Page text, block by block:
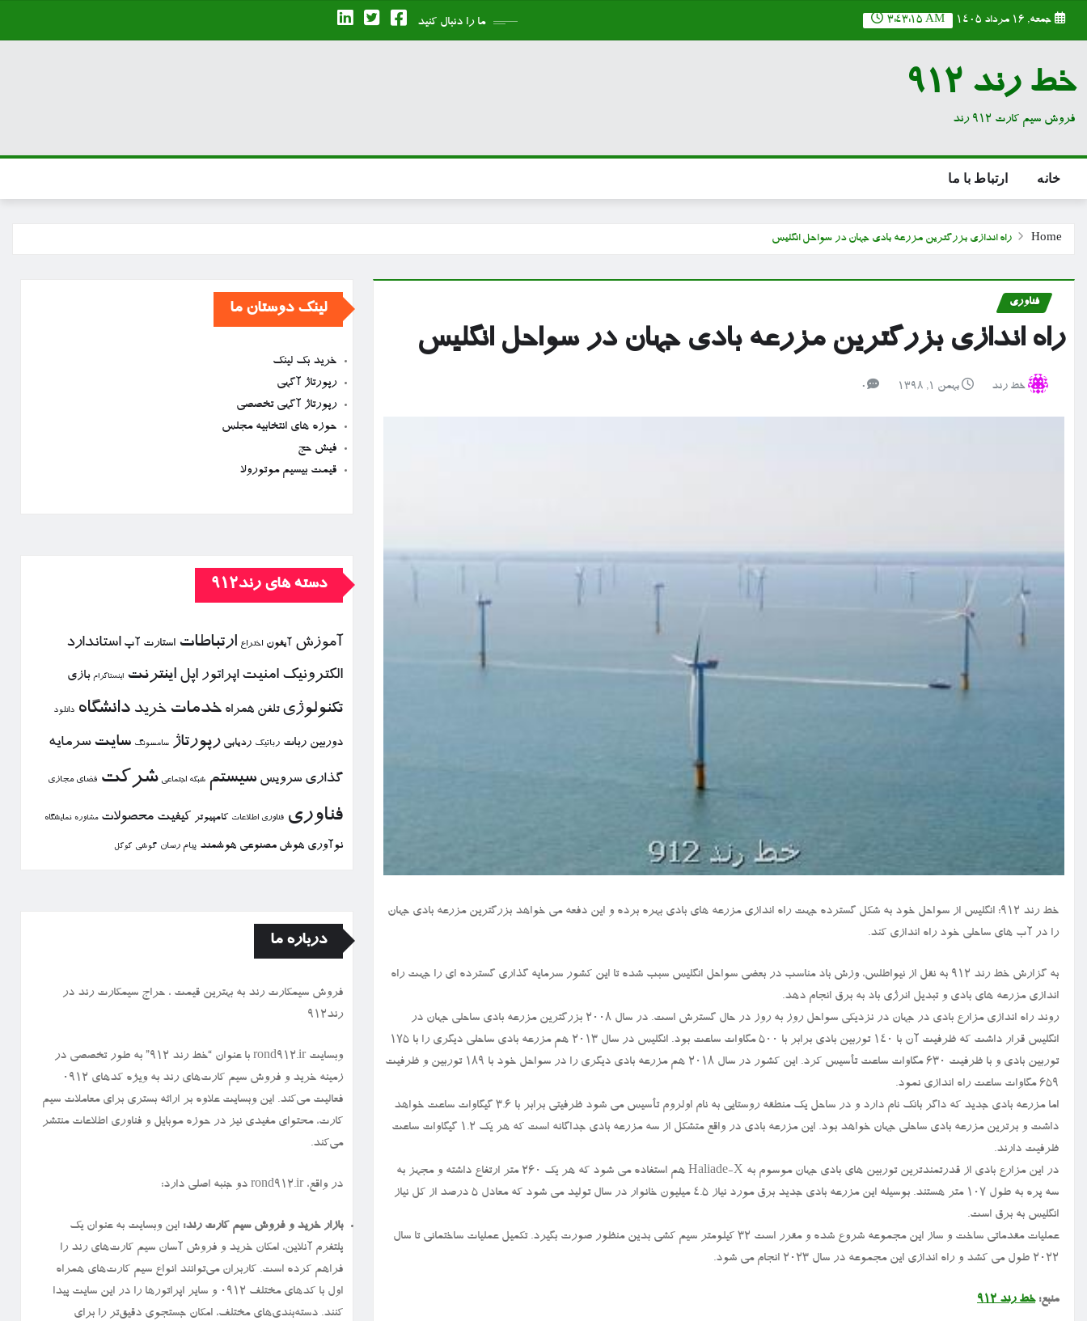
جمعه, ۱۶ مرداد ۱۴۰۵ 3:43:15 AM ما را دنبال کنید
خط رند 912
فروش سیم کارت 912 رند
خانه ارتباط با ما
Home راه اندازی بزرگترین مزرعه بادی جهان در سواحل انگلیس
فناوری
راه اندازی بزرگترین مزرعه بادی جهان در سواحل انگلیس
خط رند بهمن ۱, ۱۳۹۸ 0
خط رند ۹۱۲: انگلیس از سواحل خود به شکل گسترده جهت راه اندازی مزرعه های بادی بهره برده و این دفعه می خواهد بزرگترین مزرعه بادی جهان
را در آب های ساحلی خود راه اندازی کند.
به گزارش خط رند ۹۱۲ به نقل از نیواطلس، وزش باد مناسب در بعضی سواحل انگلیس سبب شده تا این کشور سرمایه گذاری گسترده ای را جهت راه
اندازی مزرعه های بادی و تبدیل انرژی باد به برق انجام دهد.
روند راه اندازی مزارع بادی در جهان در نزدیکی سواحل روز به روز در حال گسترش است. در سال ۲۰۰۸ بزرگترین مزرعه بادی ساحلی جهان در
انگلیس قرار داشت که ظرفیت آن با ۱۴۰ توربین بادی برابر با ۵۰۰ مگاوات ساعت بود. انگلیس در سال ۲۰۱۳ هم مزرعه بادی ساحلی دیگری را با ۱۷۵
توربین بادی و با ظرفیت ۶۳۰ مگاوات ساعت تأسیس کرد. این کشور در سال ۲۰۱۸ هم مزرعه بادی دیگری را در سواحل خود با ۱۸۹ توربین و ظرفیت
۶۵۹ مگاوات ساعت راه اندازی نمود.
اما مزرعه بادی جدید که داگر بانک نام دارد و در ساحل یک منطقه روستایی به نام اولروم تأسیس می شود ظرفیتی برابر با ۳.۶ گیگاوات ساعت خواهد
داشت و برترین مزرعه بادی ساحلی جهان خواهد بود. این مزرعه بادی در واقع متشکل از سه مزرعه بادی جداگانه است که هر یک ۱.۲ گیگاوات ساعت
ظرفیت دارند.
در این مزارع بادی از قدرتمندترین توربین های بادی جهان موسوم به Haliade-X هم استفاده می شود که هر یک ۲۶۰ متر ارتفاع داشته و مجهز به
سه پره به طول ۱۰۷ متر هستند. بوسیله این مزرعه بادی جدید برق مورد نیاز ۴.۵ میلیون خانوار در سال تولید می شود که معادل ۵ درصد از کل نیاز
انگلیس به برق است.
عملیات مقدماتی ساخت و ساز این مجموعه شروع شده و مقرر است ۳۲ کیلومتر سیم کشی بدین منظور صورت بگیرد. تکمیل عملیات ساختمانی تا سال
۲۰۲۲ طول می کشد و راه اندازی این مجموعه در سال ۲۰۲۳ انجام می شود.
منبع:خط رند ۹۱۲
لینک دوستان ما
خرید بک لینک
رپورتاژ آگهی
رپورتاژ آگهی تخصصی
حوزه های انتخابیه مجلس
فیش حج
قیمت بیسیم موتورولا
دسته های رند912
آموزش آیفون اختراع ارتباطات استارت آپ استاندارد
الكترونیك امنیت اپراتور اپل اینترنت اینستاگرام بازی
تكنولوژی تلفن همراه خدمات خرید دانشگاه دانلود
دوربین ربات رباتیك ردیابی رپورتاژ سامسونگ سایت سرمایه
گذاری سرویس سیستم شبكه اجتماعی شركت فضای مجازی
فناوری فناوری اطلاعات كامپیوتر كیفیت محصولات مشاوره نمایشگاه
نوآوری هوش مصنوعی هوشمند پیام رسان گوشی گوگل
درباره ما
فروش سیمكارت رند به بهترین قیمت ، حراج سیمكارت رند در
رند912
وبسایت rond912.ir با عنوان “خط رند ۹۱۲” به طور تخصصی در
زمینه خرید و فروش سیم کارت‌های رند به ویژه کدهای ۰۹۱۲
فعالیت می‌کند. این وبسایت علاوه بر ارائه بستری برای معاملات سیم
کارت، محتوای مفیدی نیز در حوزه موبایل و فناوری اطلاعات منتشر
می‌کند.
در واقع، rond912.ir دو جنبه اصلی دارد:
بازار خرید و فروش سیم کارت رند: این وبسایت به عنوان یک
پلتفرم آنلاین، امکان خرید و فروش آسان سیم کارت‌های رند را
فراهم کرده است. کاربران می‌توانند انواع سیم کارت‌های همراه
اول با کدهای مختلف ۰۹۱۲ و سایر اپراتورها را در این سایت پیدا
کنند. دسته‌بندی‌های مختلف، امکان جستجوی دقیق‌تر را برای